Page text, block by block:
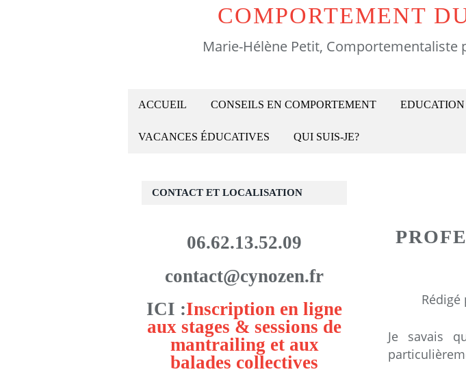
COMPORTEMENT
Marie-Hélène Petit, Comportementaliste
ACCUEIL CONSEILS EN COMPORTEMENT
VACANCES ÉDUCATIVES QUI SUIS-JE?
Je savais
CONTACT ET LOCALISATION
06.62.13.52.09
contact@cynozen.fr
ICI :Inscription en ligne
aux stages & sessions de
mantrailing et aux
balades collectives